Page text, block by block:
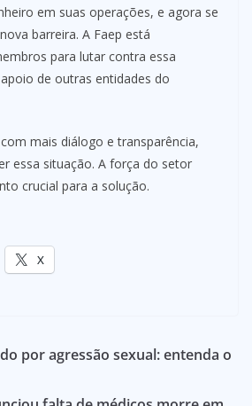
em suas operações, e agora se
barreira. A Faep está
para lutar contra essa
de outras entidades do
mais diálogo e transparência,
essa situação. A força do setor
crucial para a solução.
X
por agressão sexual: entenda o